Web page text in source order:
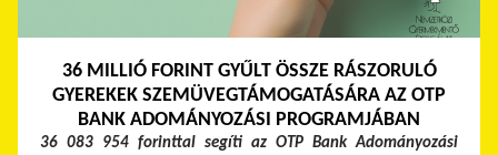
36 MILLIÓ FORINT GYŰLT ÖSSZE RÁSZORULÓ
GYEREKEK SZEMÜVEGTÁMOGATÁSÁRA AZ OTP
BANK ADOMÁNYOZÁSI PROGRAMJÁBAN
36 083 954 forinttal segíti az OTP Bank Adományozási